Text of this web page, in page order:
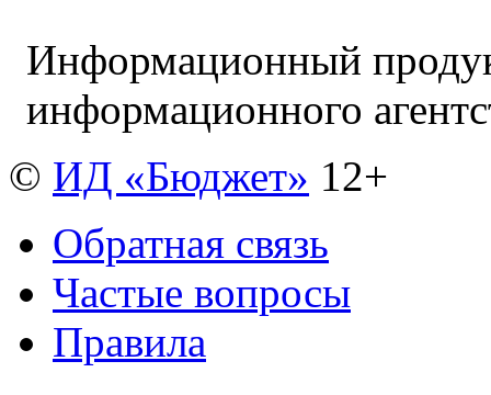
Информационный
информационного
© ИД «Бюджет» 12+
Обратная связь
Частые вопросы
Правила